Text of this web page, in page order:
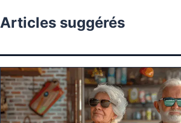
Articles suggérés